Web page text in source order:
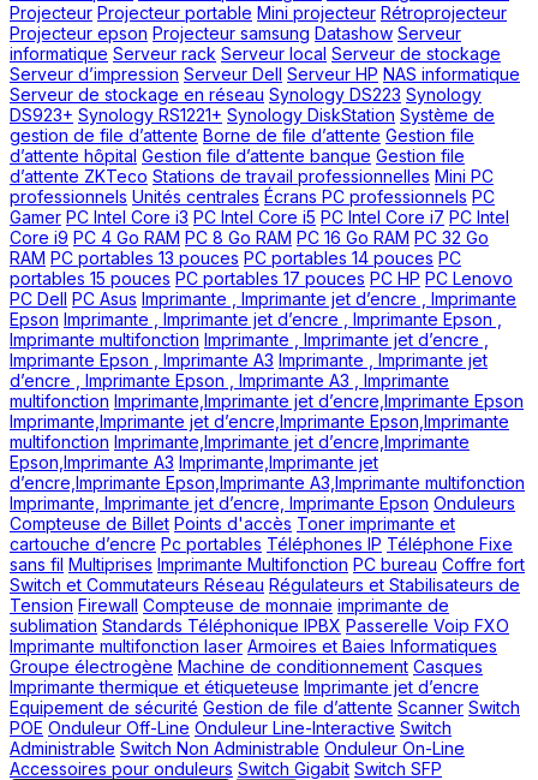
Projecteur Projecteur portable Mini projecteur Rétroprojecteur
Projecteur epson Projecteur samsung Datashow Serveur
informatique Serveur rack Serveur local Serveur de stockage
Serveur d’impression Serveur Dell Serveur HP NAS informatique
Serveur de stockage en réseau Synology DS223 Synology
DS923+ Synology RS1221+ Synology DiskStation Système de
gestion de file d’attente Borne de file d’attente Gestion file
d’attente hôpital Gestion file d’attente banque Gestion file
d’attente ZKTeco Stations de travail professionnelles Mini PC
professionnels Unités centrales Écrans PC professionnels PC
Gamer PC Intel Core i3 PC Intel Core i5 PC Intel Core i7 PC Intel
Core i9 PC 4 Go RAM PC 8 Go RAM PC 16 Go RAM PC 32 Go
RAM PC portables 13 pouces PC portables 14 pouces PC
portables 15 pouces PC portables 17 pouces PC HP PC Lenovo
PC Dell PC Asus Imprimante , Imprimante jet d’encre , Imprimante
Epson Imprimante , Imprimante jet d’encre , Imprimante Epson ,
Imprimante multifonction Imprimante , Imprimante jet d’encre ,
Imprimante Epson , Imprimante A3 Imprimante , Imprimante jet
d’encre , Imprimante Epson , Imprimante A3 , Imprimante
multifonction Imprimante,Imprimante jet d’encre,Imprimante Epson
Imprimante,Imprimante jet d’encre,Imprimante Epson,Imprimante
multifonction Imprimante,Imprimante jet d’encre,Imprimante
Epson,Imprimante A3 Imprimante,Imprimante jet
d’encre,Imprimante Epson,Imprimante A3,Imprimante multifonction
Imprimante, Imprimante jet d’encre, Imprimante Epson Onduleurs
Compteuse de Billet Points d'accès Toner imprimante et
cartouche d’encre Pc portables Téléphones IP Téléphone Fixe
sans fil Multiprises Imprimante Multifonction PC bureau Coffre fort
Switch et Commutateurs Réseau Régulateurs et Stabilisateurs de
Tension Firewall Compteuse de monnaie imprimante de
sublimation Standards Téléphonique IPBX Passerelle Voip FXO
Imprimante multifonction laser Armoires et Baies Informatiques
Groupe électrogène Machine de conditionnement Casques
Imprimante thermique et étiqueteuse Imprimante jet d’encre
Equipement de sécurité Gestion de file d’attente Scanner Switch
POE Onduleur Off-Line Onduleur Line-Interactive Switch
Administrable Switch Non Administrable Onduleur On-Line
Accessoires pour onduleurs Switch Gigabit Switch SFP